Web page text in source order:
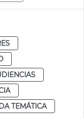
TEMÁTICA